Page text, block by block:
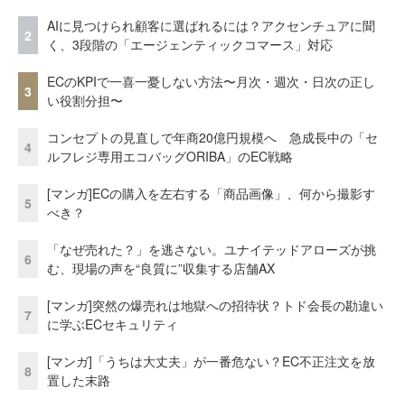
2
AIに見つけられ顧客に選ばれるには？アクセンチュアに聞
く、3段階の「エージェンティックコマース」対応
3
ECのKPIで一喜一憂しない方法〜月次・週次・日次の正し
い役割分担〜
4
コンセプトの見直しで年商20億円規模へ 急成長中の「セ
ルフレジ専用エコバッグORIBA」のEC戦略
5
[マンガ]ECの購入を左右する「商品画像」、何から撮影す
べき？
6
「なぜ売れた？」を逃さない。ユナイテッドアローズが挑
む、現場の声を“良質に”収集する店舗AX
7
[マンガ]突然の爆売れは地獄への招待状？トド会長の勘違い
に学ぶECセキュリティ
8
[マンガ]「うちは大丈夫」が一番危ない？EC不正注文を放
置した末路